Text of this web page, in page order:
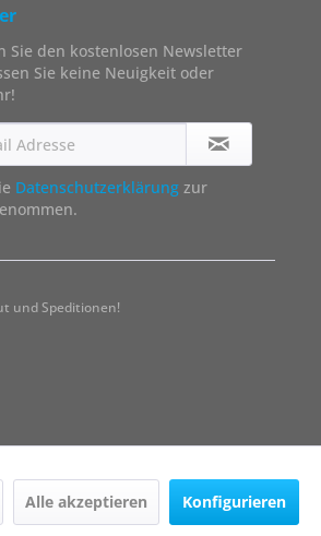
Sie den kostenlosen Newsletter
Sie keine Neuigkeit oder
Datenschutzerklärung zur
und Speditionen!
Alle akzeptieren Konfigurieren